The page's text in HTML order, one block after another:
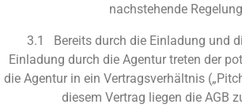
nachstehende
3.1 Bereits durch die Einladung und
Einladung durch die Agentur treten der
die Agentur in ein Vertragsverhältnis
diesem Vertrag liegen die AGB